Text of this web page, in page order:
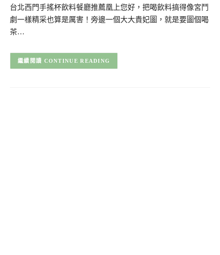
台北西門手搖杯飲料餐廳推薦凰上您好，把喝飲料搞得像宮鬥
劇一樣精采也算是厲害！旁邊一個大大貴妃圖，就是要圖個喝
茶…
CONTINUE READING